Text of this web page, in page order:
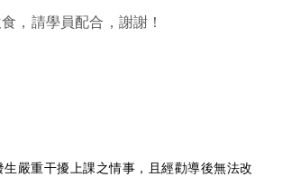
，請學員配合，謝謝！
嚴重干擾上課之情事，且經勸導後無法改